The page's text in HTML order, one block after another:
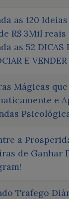
as 120
R$ 3Mil reais
as 52 DICAS
E
Mágicas
e
a
de Ganhar
Trafego